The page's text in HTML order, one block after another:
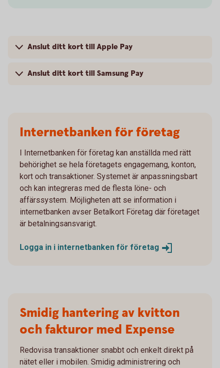
Anslut ditt kort till Apple Pay
Anslut ditt kort till Samsung Pay
Internetbanken för företag
I Internetbanken för företag kan anställda med rätt
behörighet se hela företagets engagemang, konton,
kort och transaktioner. Systemet är anpassningsbart
och kan integreras med de flesta löne- och
affärssystem. Möjligheten att se information i
internetbanken avser Betalkort Företag där företaget
är betalningsansvarigt.
Logga in i internetbanken för företag
Smidig hantering av kvitton
och fakturor med Expense
Redovisa transaktioner snabbt och enkelt direkt på
nätet eller i mobilen. Smidig administrering och